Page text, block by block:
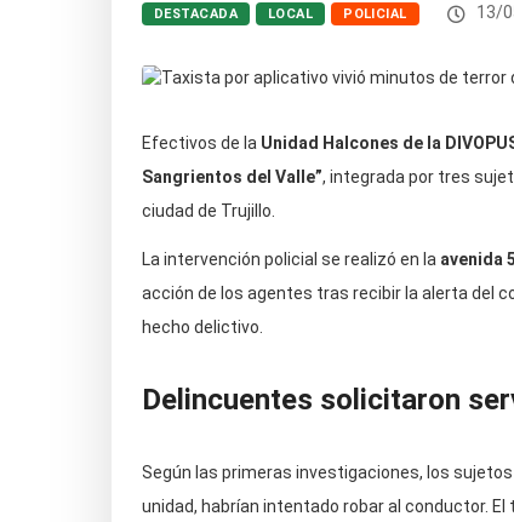
DESTACADA LOCAL POLICIAL 13/
Efectivos de la Unidad Halcones de la
Sangrientos del Valle”, integrada por tres
ciudad de Trujillo.
La intervención policial se realizó en la avenida
acción de los agentes tras recibir la alerta del
hecho delictivo.
Delincuentes solicitaron
Según las primeras investigaciones, los
unidad, habrían intentado robar al conductor.